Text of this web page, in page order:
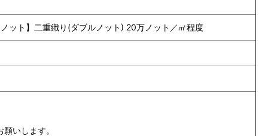
ト】二重織り(ダブルノット) 20万ノット／㎡程度
いします。